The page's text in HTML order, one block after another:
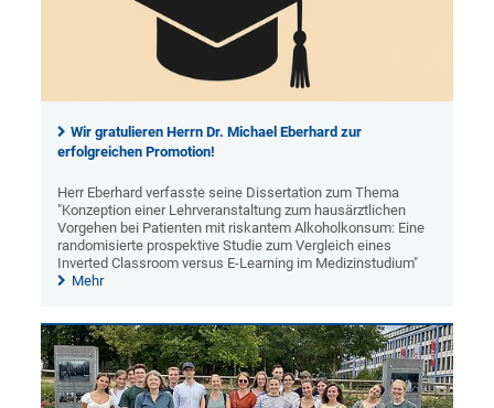
Wir gratulieren Herrn Dr. Michael Eberhard zur
erfolgreichen Promotion!
Herr Eberhard verfasste seine Dissertation zum Thema
"Konzeption einer Lehrveranstaltung zum hausärztlichen
Vorgehen bei Patienten mit riskantem Alkoholkonsum: Eine
randomisierte prospektive Studie zum Vergleich eines
Inverted Classroom versus E-Learning im Medizinstudium"
Mehr